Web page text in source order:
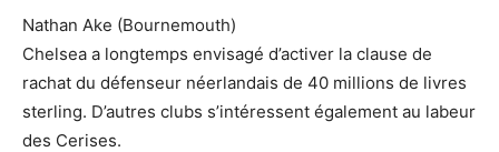
Nathan Ake (Bournemouth)
Chelsea a longtemps envisagé d’activer la clause de
rachat du défenseur néerlandais de 40 millions de livres
sterling. D’autres clubs s’intéressent également au labeur
des Cerises.